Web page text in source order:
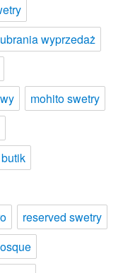
wyprzedaż
mohito swetry
reserved swetry